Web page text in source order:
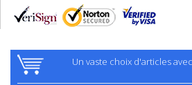
Un vaste choix d'articles